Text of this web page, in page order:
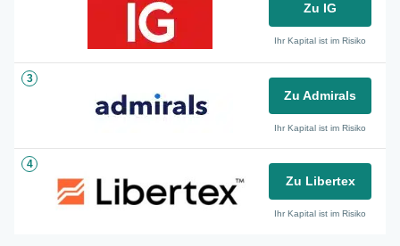
Zu IG
Ihr Kapital ist im Risiko
3
Zu Admirals
Ihr Kapital ist im Risiko
4
Zu Libertex
Ihr Kapital ist im Risiko